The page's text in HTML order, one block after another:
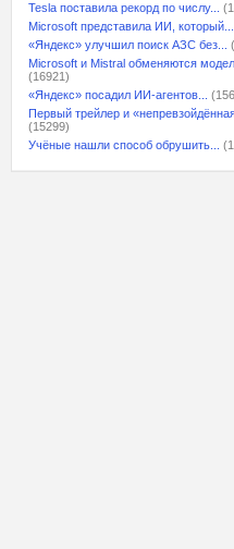
Tesla поставила рекорд по числу...
Microsoft представила ИИ, который...
«Яндекс» улучшил поиск АЗС без...
Microsoft и Mistral обменяются
(16921)
«Яндекс» посадил ИИ-агентов...
Первый трейлер и
(15299)
Учёные нашли способ обрушить...